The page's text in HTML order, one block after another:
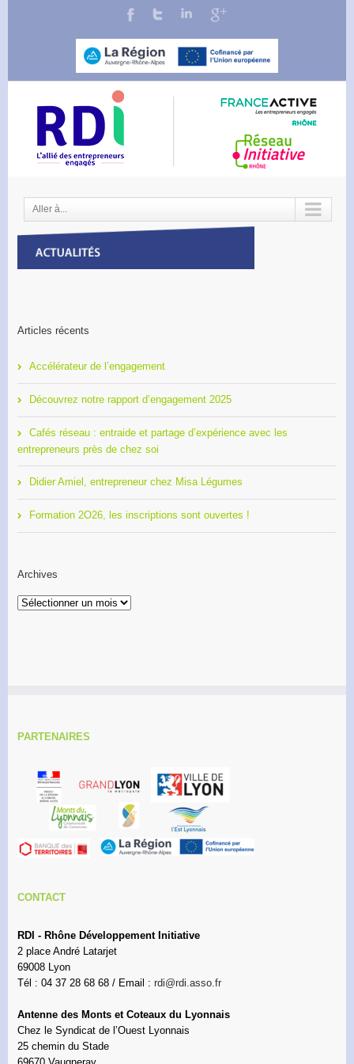
Aller à...
Articles récents
Accélérateur de l’engagement
Découvrez notre rapport d’engagement 2025
Cafés réseau : entraide et partage d’expérience avec les
entrepreneurs près de chez soi
Didier Amiel, entrepreneur chez Misa Légumes
Formation 2O26, les inscriptions sont ouvertes !
Archives
Archives
PARTENAIRES
CONTACT
RDI - Rhône Développement Initiative
2 place André Latarjet
69008 Lyon
Tél : 04 37 28 68 68 / Email : rdi@rdi.asso.fr
Antenne des Monts et Coteaux du Lyonnais
Chez le Syndicat de l’Ouest Lyonnais
25 chemin du Stade